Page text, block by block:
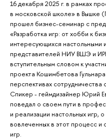
16 декабря 2025 г. в рамках
в московской школе» в Вышке
прошел бизнес-семинар с
«Разработка игр: от хобби к
интересующихся настольными
представителей НИУ ВШЭ и
вступительным словом к
проекта Кошимбетова
перспективах
Спикер - геймдизайнер Юрий
поведал о своем пути в
и реализации настольных игр,
вовлеченных в этот процесс и
игр.